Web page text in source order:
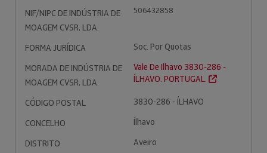
NIF/NIPC DE INDÚSTRIA DE
MOAGEM CVSR, LDA.
506432858
FORMA JURÍDICA
Soc. Por Quotas
MORADA DE INDÚSTRIA DE
MOAGEM CVSR, LDA.
Vale De Ilhavo 3830-286 -
ÍLHAVO. PORTUGAL.
CÓDIGO POSTAL
3830-286 - ÍLHAVO
CONCELHO
Ílhavo
DISTRITO
Aveiro